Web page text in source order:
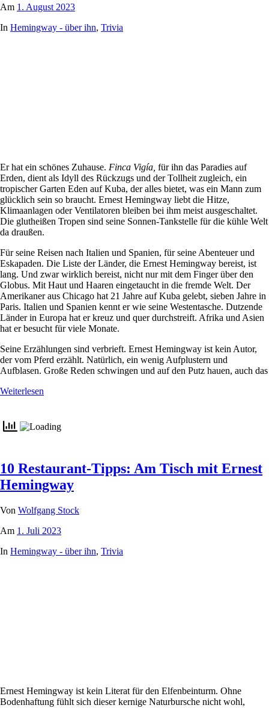
Am 1. August 2023
In Hemingway - über ihn, Trivia
Er hat ein schönes Zuhause. Finca Vigía, für ihn das Paradies auf
Erden, dient als Idyll des Rückzugs und der Tollheit zugleich, ein
tropischer Garten Eden auf Kuba, der alles bietet, was ein Mann zum
glücklich sein so braucht. Ernest Hemingway liebt die Hitze,
Klimaanlagen oder Ventilatoren bleiben bei ihm meist ausgeschaltet.
Die glutheißen Tropen sind seine Sonnen-Tankstelle für die kühle Welt
da draußen.
Für seine Reisen nach Italien und Spanien, für seine Abenteuer und
Eskapaden. Die Liste der Länder, die Ernest Hemingway bereist, ist
lang. Und zwar wirklich bereist, nicht nur mit dem Finger über den
Globus. Mit Haut und Haaren eingetaucht in die fremde Welt. Der
Amerikaner aus Chicago hat 21 Jahre auf Kuba gelebt, sieben Jahre in
Paris. Italien und Spanien kennt er wie seine Westentasche. Dutzende
Länder in Europa hat er kreuz und quer durchstreift. Afrika und Asien
hat er besucht für viele Monate.
Seine Erzählungen sind verbrieft. Ernest Hemingway ist kein Autor,
der vom Pferd erzählt. Natürlich, ein wenig Aufplustern und
Aufblasen. Große Reden schwingen und auf den Putz hauen, auch das
Weiterlesen
10 Restaurant-Tipps: Am Tisch mit Ernest
Hemingway
Von Wolfgang Stock
Am 1. Juli 2023
In Hemingway - über ihn, Trivia
Ernest Hemingway ist kein Literat für den Elfenbeinturm. Ohne
Bodenhaftung fühlt sich dieser kernige Naturbursche nicht wohl,